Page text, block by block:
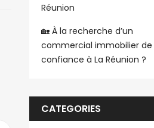
Réunion
🏡 À la recherche d’un
commercial immobilier de
confiance à La Réunion ?
CATEGORIES